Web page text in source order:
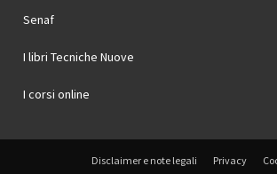
Senaf
I libri Tecniche Nuove
I corsi online
Disclaimer e note legali Privacy